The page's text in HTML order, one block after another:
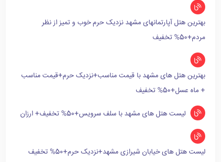
بهترین هتل آپارتمانهای مشهد نزدیک حرم خوب و تمیز از نظر
مردم+50% تخفیف
بهترین هتل های مشهد با قیمت مناسب+نزدیک حرم+قیمت مناسب
+ ماه عسل+50% تخفیف
لیست هتل های مشهد با سلف سرویس+50% تخفیف+ ارزان
لیست هتل های خیابان شیرازی مشهد+نزدیک حرم+50% تخفیف